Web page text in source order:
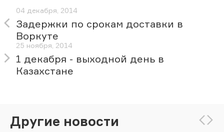
04 декабря, 2014
Задержки по срокам доставки в
Воркуте
25 ноября, 2014
1 декабря - выходной день в
Казахстане
Другие новости